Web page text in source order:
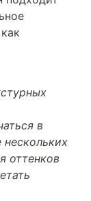
в
нескольких
оттенков